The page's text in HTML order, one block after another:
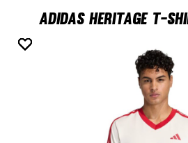
Adidas Heritage T-